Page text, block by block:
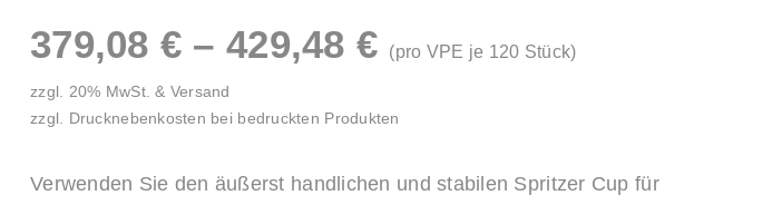
379,08 € – 429,48 € (pro VPE je 120 Stück)
zzgl. 20% MwSt. & Versand
zzgl. Drucknebenkosten bei bedruckten Produkten
Verwenden Sie den äußerst handlichen und stabilen Spritzer Cup für